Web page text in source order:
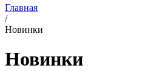
Главная
/
Новинки
Новинки